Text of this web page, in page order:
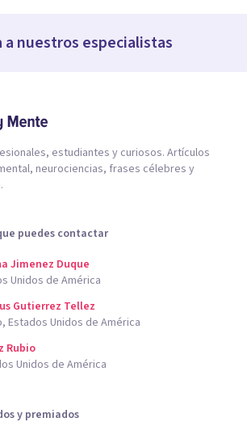
a nuestros especialistas
estudiantes y curiosos. Artículos
neurociencias, frases célebres y
puedes contactar
Jimenez Duque
Unidos de América
Gutierrez Tellez
Estados Unidos de América
Rubio
Unidos de América
y premiados